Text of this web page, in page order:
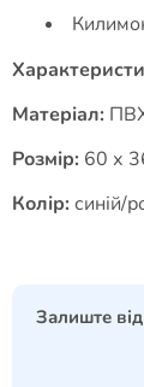
Матеріал:
Розмір: 60 х
Колір: синій/
Залиште